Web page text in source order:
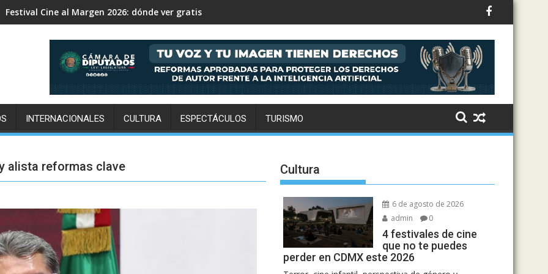
Expo Pan 2026 llega a CDMX: fechas, chefs invitados, concursos y cómo asistir al gran evento de la panadería
INTERNACIONALES CULTURA ESPECTÁCULOS TURISMO
alista reformas clave Cultura
6 de agosto de 2026
admin
0
4 festivales de cine
que no te puedes
perder en CDMX este 2026